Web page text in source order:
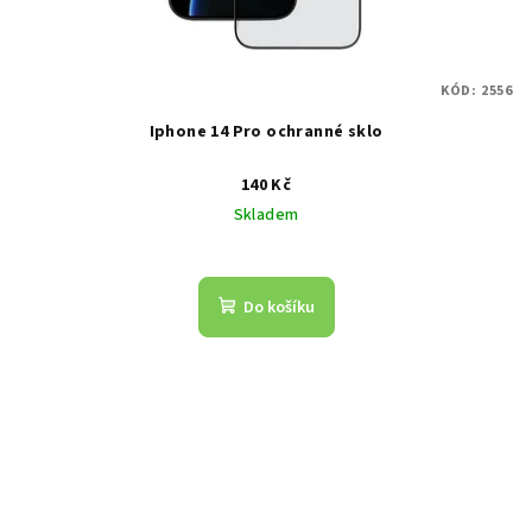
Iphone 14 Pro ochranné sklo
140 Kč
Skladem
Do košíku
KÓD: 2556